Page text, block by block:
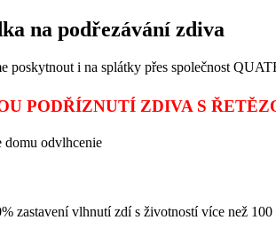
na podřezávání zdiva
poskytnout i na splátky přes společnost
PODŘÍZNUTÍ ZDIVA S
zastavení vlhnutí zdí s životností více než 100